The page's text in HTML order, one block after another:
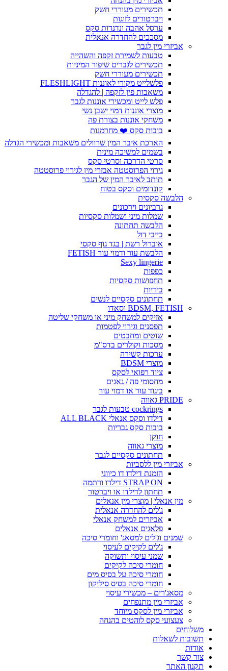
תכשירים מעוררי חשק
ויברטורים לזוגות
ערסל אהבה ונדנדות סקס
מסככים להחדרה אנאלית
אביזרי מין לגבר
טבעות לשמירת זקפה והשהייה
תכשירים לגברים שיפור המיניות
תכשירים מעוררי חשק
פלשלייט מקורי לאוננות FLESHLIGHT
משאבות פין לזקפה | להגדלה
פלש לייט ומכשירי אוננות לגבר
מוצרי אוננות דמוי ישבן נשי
משחקי אוננות בצורת פה
בובות סקס ❤️ מחרמנות
הארכת איבר המין שרוולים משאבות ומכשירי הגדלה
בשמים למשיכה מינית
סרטי הדרכה וסרטי סקס
גירוי הפרוסטטה אבזרי מין לגירוי פרוסטטה
תותב לאיבר המין של הגבר
קונדומים וסקס בטוח
הלבשה סקסית
גרביונים וירכונים
שמלות מיני ושמלות סקסיות
הלבשה תחתונה
בייבי דול
אוברול רשת | בגד גוף סקסי
הלבשת עור ודמוי עור FETISH
Sexy lingerie
כפפות
תחפושות סקסיות
ביריות
תחתונים סקסיים לנשים
BDSM, FETISH וסאדו
אזיקים למשחק מיני או משחקי שליטה
תפסנים וגירוי לפטמות
שוטים ומחבטים
מסכות וקולרים בדס"מ
ערכות קשירה
מוצרי BDSM
ציוד רפואי לסקס
מחסומי פה / גאגים
ביגוד עור או דמוי עור
PRIDE גאווה
cockrings טבעות לגבר
דילדו וסקס אנאלי ALL BLACK
בובות סקס גבריות
חוקן
מוצרי גאווה
תחתונים סקסיים לגבר
אביזרי מין ללסביות
הזמנת דילדו דו כיווני
STRAP ON דילדו ורתמה
תחתון לדילדו או ויברטור
מין אנאלי | מוצרי מין אנאלים
ג'לים להחדרה אנאלית
אביזרים למשחק אנאלי
פלאגים אנאלים
שמנים וג'לים למסאג' וחומרי סיכה
ג'לים לקיקים לעיסוי
שמני עיסוי ותשוקה
חומרי סיכה לקיקים
חומרי סיכה על בסיס מים
חומרי סיכה בסיס סיליקון
מסאג'רים – מכשירי עיסוי
אביזרי מין מתנפחים
אביזרי מין לסקס מיוחד
צעצועי סקס לוהטים בהנחה
משלוחים
תשובות לשאלות
אודות
צור קשר
תקנון האתר